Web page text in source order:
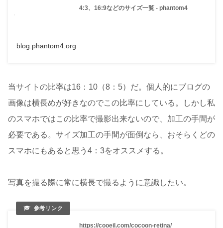
4:3、16:9などのサイズ一覧 - phantom4
blog.phantom4.org
当サイトの比率は16：10（8：5）だ。個人的にブログの
画像は横長めが好きなのでこの比率にしている。しかし私
のスマホではこの比率で撮影出来ないので、加工の手間が
必要である。サイズ加工の手間が面倒なら、おそらくどの
スマホにもあると思う4：3をオススメする。
写真を撮る際に常に横長で撮るように意識したい。
https://cooeil.com/cocoon-retina/